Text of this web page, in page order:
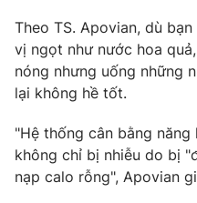
Tư vấn
Chuyên mục khác
Emagazine
Photo
Video
Theo TS. Apovian, dù
vị ngọt như nước hoa
nóng nhưng uống những
lại không hề tốt.
"Hệ thống cân bằng
không chỉ bị nhiễu do bị
nạp calo rỗng", Apovian